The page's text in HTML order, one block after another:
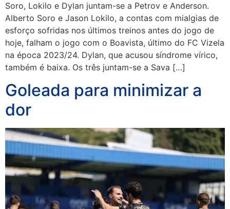
Soro, Lokilo e Dylan juntam-se a Petrov e Anderson.
Alberto Soro e Jason Lokilo, a contas com mialgias de
esforço sofridas nos últimos treinos antes do jogo de
hoje, falham o jogo com o Boavista, último do FC Vizela
na época 2023/24. Dylan, que acusou síndrome vírico,
também é baixa. Os três juntam-se a Sava […]
Goleada para minimizar a
dor